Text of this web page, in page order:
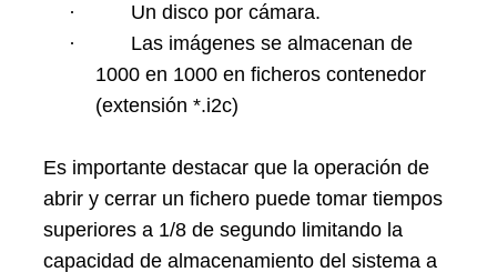
·
Un disco por cámara.
·
Las imágenes se almacenan de
1000 en 1000 en ficheros contenedor
(extensión *.i2c)
Es importante destacar que la operación de
abrir y cerrar un fichero puede tomar tiempos
superiores a 1/8 de segundo limitando la
capacidad de almacenamiento del sistema a